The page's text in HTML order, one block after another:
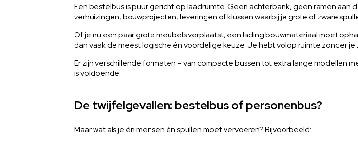
Eenbestelbusis puur gericht op laadruimte. Geen achterbank, geen ramen aan
verhuizingen, bouwprojecten, leveringen of klussen waarbij je grote of zware
Of je nu een paar grote meubels verplaatst, een lading bouwmateriaal moet
dan vaak de meest logische én voordelige keuze. Je hebt volop ruimte zonder
Er zijn verschillende formaten – van compacte bussen tot extra lange modellen
is voldoende.
De twijfelgevallen: bestelbus of personenbus?
Maar wat als je én mensen én spullen moet vervoeren? Bijvoorbeeld: